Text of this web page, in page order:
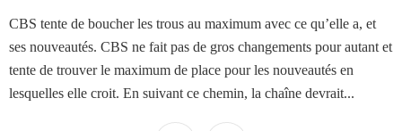
CBS tente de boucher les trous au maximum avec ce qu’elle a, et
ses nouveautés. CBS ne fait pas de gros changements pour autant et
tente de trouver le maximum de place pour les nouveautés en
lesquelles elle croit. En suivant ce chemin, la chaîne devrait...